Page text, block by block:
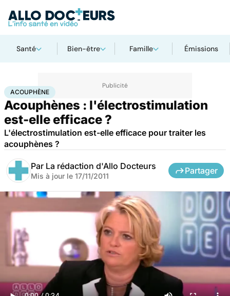
Santé Bien-être Famille Émissions
AccueilSantéMaladies Acouphène
ACOUPHÈNE
Acouphènes : l'électrostimulation
est-elle efficace ?
L'électrostimulation est-elle efficace pour traiter les
acouphènes ?
Par La rédaction d'Allo Docteurs
Mis à jour le 17/11/2011
Partager